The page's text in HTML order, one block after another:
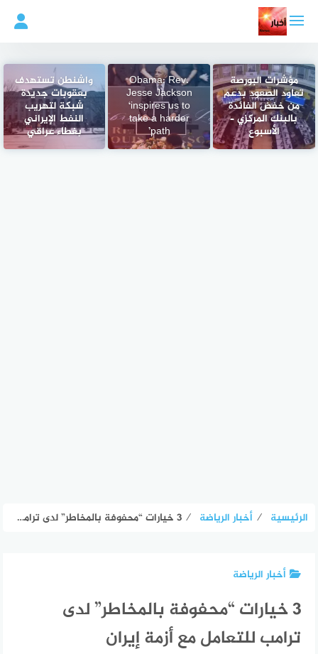
المحتوى
مؤشرات البورصة
تعاود الصعود بدعم
من خفض الفائدة
بالبنك المركزي –
الأسبوع
Obama: Rev.
Jesse Jackson
‘inspires us to
take a harder
path’
واشنطن تستهدف
بعقوبات جديدة
شبكة لتهريب
النفط الإيراني
بغطاء عراقي
الرئيسية ⁄ أخبار الرياضة ⁄ 3 خيارات “محفوفة بالمخاطر” لدى ترامب للتعامل مع أزمة إيران
أخبار الرياضة
3 خيارات “محفوفة بالمخاطر” لدى
ترامب للتعامل مع أزمة إيران